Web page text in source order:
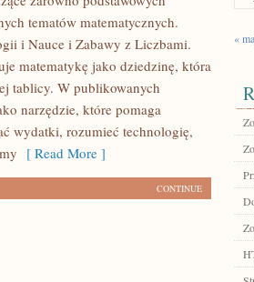
tematów matematycznych.
i Nauce i Zabawy z Liczbami.
matematykę jako dziedzinę, która
tablicy. W publikowanych
narzędzie, które pomaga
wydatki, rozumieć technologię,
[ Read More ]
CONTINUE
«